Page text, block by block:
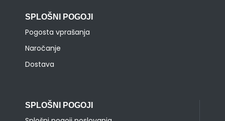
SPLOŠNI POGOJI
Pogosta vprašanja
Naročanje
Dostava
SPLOŠNI POGOJI